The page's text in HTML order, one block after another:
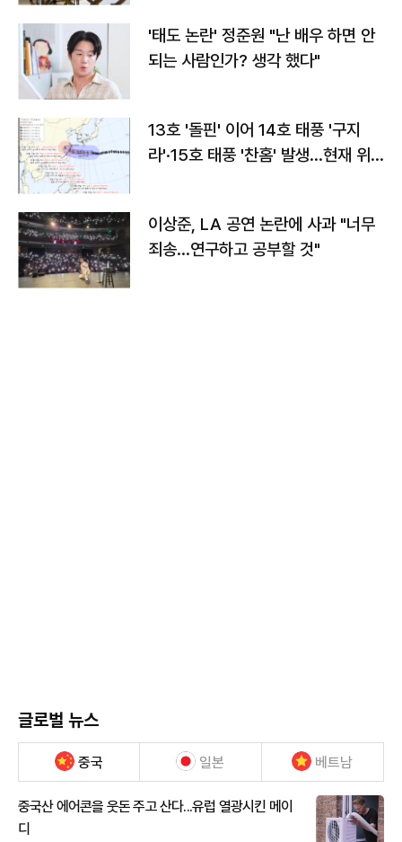
'태도 논란' 정준원 "난 배우 하면 안
되는 사람인가? 생각 했다"
13호 '돌핀' 이어 14호 태풍 '구지
라'·15호 태풍 '찬홈' 발생…현재 위
이상준, LA 공연 논란에 사과 "너무
죄송…연구하고 공부할 것"
글로벌 뉴스
중국 일본 베트남
중국산 에어콘을 웃돈 주고 산다...유럽 열광시킨 메이
디